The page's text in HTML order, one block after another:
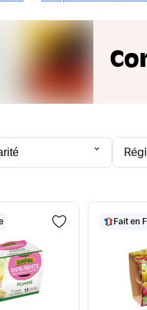
Fait en